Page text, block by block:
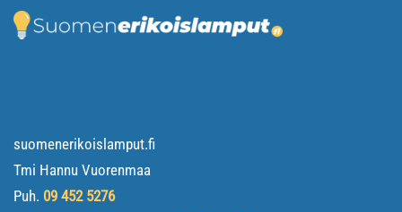
suomenerikoislamput.fi
Tmi Hannu Vuorenmaa
Puh. 09 452 5276